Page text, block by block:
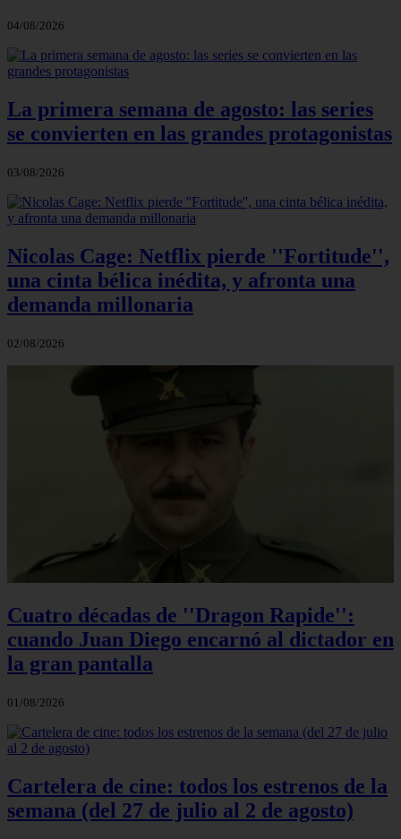
04/08/2026
La primera semana de agosto: las series
se convierten en las grandes protagonistas
03/08/2026
Nicolas Cage: Netflix pierde ''Fortitude'',
una cinta bélica inédita, y afronta una
demanda millonaria
02/08/2026
Cuatro décadas de ''Dragon Rapide'':
cuando Juan Diego encarnó al dictador en
la gran pantalla
01/08/2026
Cartelera de cine: todos los estrenos de la
semana (del 27 de julio al 2 de agosto)